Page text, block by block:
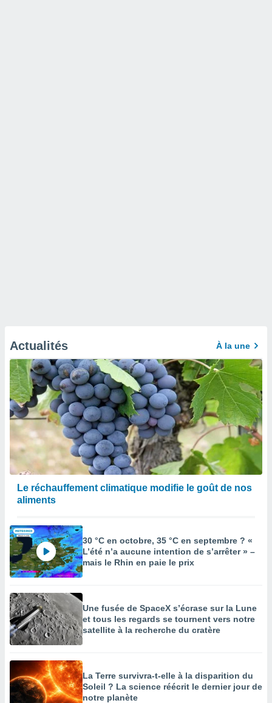
Actualités À la une
Le réchauffement climatique modifie le goût de nos
aliments
30 °C en octobre, 35 °C en septembre ? «
L’été n’a aucune intention de s’arrêter » –
mais le Rhin en paie le prix
Une fusée de SpaceX s’écrase sur la Lune
et tous les regards se tournent vers notre
satellite à la recherche du cratère
La Terre survivra-t-elle à la disparition du
Soleil ? La science réécrit le dernier jour de
notre planète